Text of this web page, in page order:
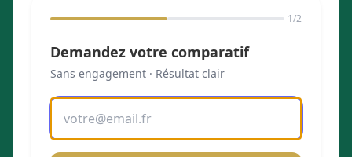
1/2
Demandez votre comparatif
Sans engagement · Résultat clair